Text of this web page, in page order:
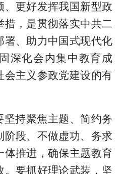
、更好发挥我国新型政
措，是贯彻落实中共二
署、助力中国式现代化
深化会内集中教育成
会主义参政党建设的有
坚持聚焦主题、简约务
阶段、不做虚功、务求
体推进，确保主题教育
。要抓好理论武装，坚